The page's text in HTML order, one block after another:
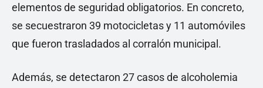
elementos de seguridad obligatorios. En concreto,
se secuestraron 39 motocicletas y 11 automóviles
que fueron trasladados al corralón municipal.
Además, se detectaron 27 casos de alcoholemia